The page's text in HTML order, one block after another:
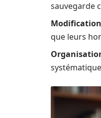
sauvegarde
que leurs